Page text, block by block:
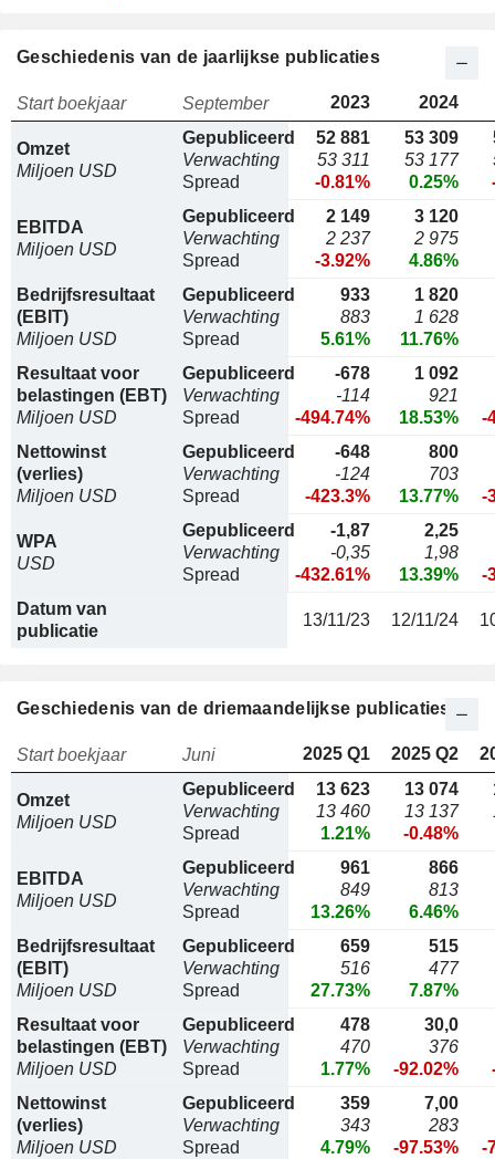
Geschiedenis van de jaarlijkse publicaties
Start boekjaar September 2023 2024
Omzet
Miljoen USD
Gepubliceerd
Verwachting
Spread
52 881
53 311
-0.81%
53 309
53 177
0.25%
EBITDA
Miljoen USD
Gepubliceerd
Verwachting
Spread
2 149
2 237
-3.92%
3 120
2 975
4.86%
Bedrijfsresultaat
(EBIT)
Miljoen USD
Gepubliceerd
Verwachting
Spread
933
883
5.61%
1 820
1 628
11.76%
Resultaat voor
belastingen (EBT)
Miljoen USD
Gepubliceerd
Verwachting
Spread
-678
-114
-494.74%
1 092
921
18.53%
-
Nettowinst
(verlies)
Miljoen USD
Gepubliceerd
Verwachting
Spread
-648
-124
-423.3%
800
703
13.77%
-
WPA
USD
Gepubliceerd
Verwachting
Spread
-1,87
-0,35
-432.61%
2,25
1,98
13.39%
-
Datum van
publicatie
13/11/23 12/11/24
Geschiedenis van de driemaandelijkse publicaties
Start boekjaar Juni 2025 Q1 2025 Q2
Omzet
Miljoen USD
Gepubliceerd
Verwachting
Spread
13 623
13 460
1.21%
13 074
13 137
-0.48%
EBITDA
Miljoen USD
Gepubliceerd
Verwachting
Spread
961
849
13.26%
866
813
6.46%
Bedrijfsresultaat
(EBIT)
Miljoen USD
Gepubliceerd
Verwachting
Spread
659
516
27.73%
515
477
7.87%
Resultaat voor
belastingen (EBT)
Miljoen USD
Gepubliceerd
Verwachting
Spread
478
470
1.77%
30,0
376
-92.02%
Nettowinst
(verlies)
Miljoen USD
Gepubliceerd
Verwachting
Spread
359
343
4.79%
7,00
283
-97.53%
-